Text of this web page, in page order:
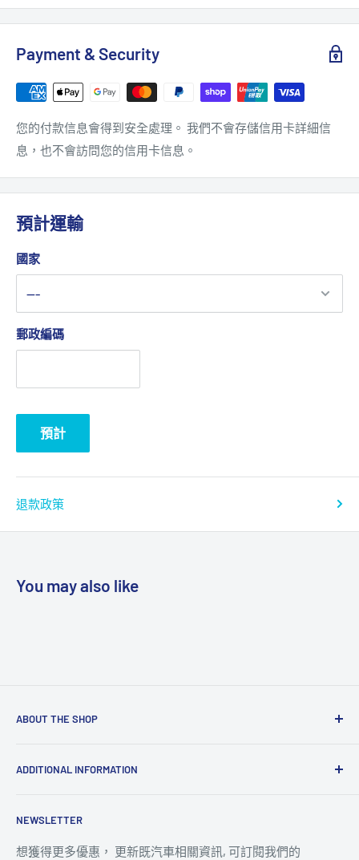
Payment & Security
您的付款信息會得到安全處理。 我們不會存儲信用卡詳細信
息，也不會訪問您的信用卡信息。
預計運輸
國家
郵政編碼
預計
退款政策
You may also like
ABOUT THE SHOP
除了一般汽車服務外, 汽車零件或汽車用品之訂購亦可在網
ADDITIONAL INFORMATION
Privacy Policy
Terms of Services
NEWSLETTER
想獲得更多優惠， 更新既汽車相關資訊, 可訂閱我們的